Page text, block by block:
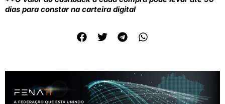
dias para constar na carteira digital